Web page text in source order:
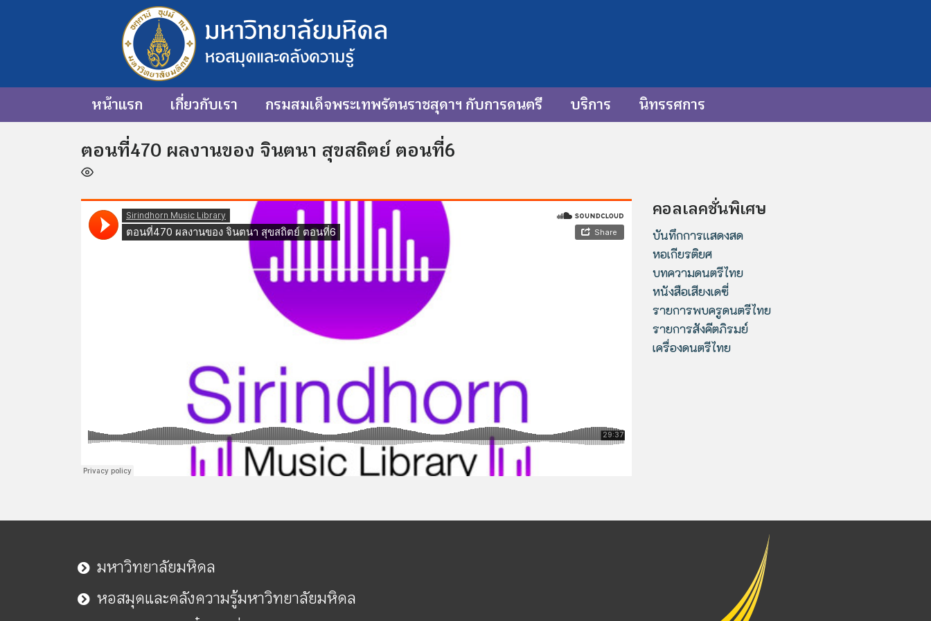
หน้าแรก เกี่ยวกับเรา กรมสมเด็จพระเทพรัตนราชสุดาฯ กับการดนตรี บริการ นิทรรศการ
ตอนที่470 ผลงานของ จินตนา สุขสถิตย์ ตอนที่6
คอลเลคชั่นพิเศษ
บันทึกการแสดงสด
หอเกียรติยศ
บทความดนตรีไทย
หนังสือเสียงเดซี่
รายการพบครูดนตรีไทย
รายการสังคีตภิรมย์
เครื่องดนตรีไทย
มหาวิทยาลัยมหิดล
หอสมุดและคลังความรู้มหาวิทยาลัยมหิดล